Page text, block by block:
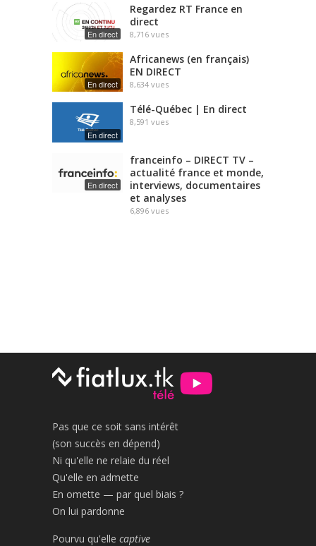
En direct
Regardez RT France en
direct
8,716 vues
En direct
Africanews (en français)
EN DIRECT
8,634 vues
En direct
Télé-Québec | En direct
8,591 vues
En direct
franceinfo – DIRECT TV –
actualité france et monde,
interviews, documentaires
et analyses
6,896 vues
Pas que ce soit sans intérêt
(son succès en dépend)
Ni qu'elle ne relaie du réel
Qu'elle en admette
En omette — par quel biais ?
On lui pardonne
Pourvu qu'elle captive